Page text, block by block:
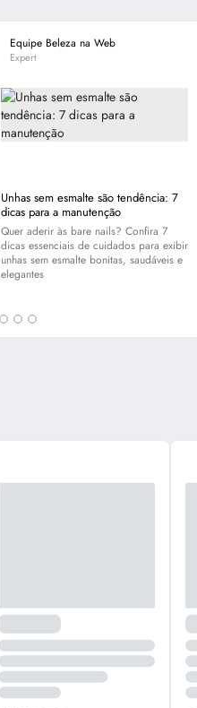
Equipe Beleza na Web
Expert
Unhas sem esmalte são tendência: 7
dicas para a manutenção
Quer aderir às bare nails? Confira 7
dicas essenciais de cuidados para exibir
unhas sem esmalte bonitas, saudáveis e
elegantes